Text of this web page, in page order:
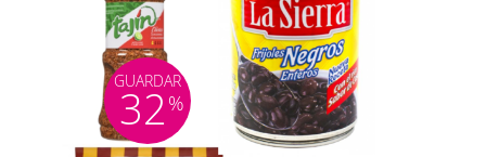
GUARDAR
32 %